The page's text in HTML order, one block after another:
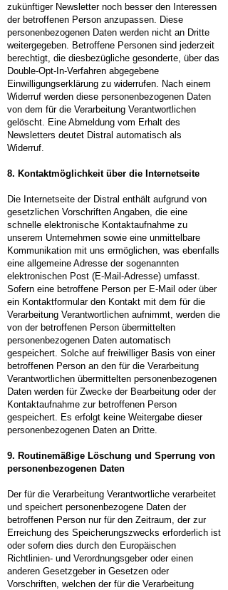
zukünftiger Newsletter noch besser den Interessen
der betroffenen Person anzupassen. Diese
personenbezogenen Daten werden nicht an Dritte
weitergegeben. Betroffene Personen sind jederzeit
berechtigt, die diesbezügliche gesonderte, über das
Double-Opt-In-Verfahren abgegebene
Einwilligungserklärung zu widerrufen. Nach einem
Widerruf werden diese personenbezogenen Daten
von dem für die Verarbeitung Verantwortlichen
gelöscht. Eine Abmeldung vom Erhalt des
Newsletters deutet Distral automatisch als
Widerruf.
8. Kontaktmöglichkeit über die Internetseite
Die Internetseite der Distral enthält aufgrund von
gesetzlichen Vorschriften Angaben, die eine
schnelle elektronische Kontaktaufnahme zu
unserem Unternehmen sowie eine unmittelbare
Kommunikation mit uns ermöglichen, was ebenfalls
eine allgemeine Adresse der sogenannten
elektronischen Post (E-Mail-Adresse) umfasst.
Sofern eine betroffene Person per E-Mail oder über
ein Kontaktformular den Kontakt mit dem für die
Verarbeitung Verantwortlichen aufnimmt, werden die
von der betroffenen Person übermittelten
personenbezogenen Daten automatisch
gespeichert. Solche auf freiwilliger Basis von einer
betroffenen Person an den für die Verarbeitung
Verantwortlichen übermittelten personenbezogenen
Daten werden für Zwecke der Bearbeitung oder der
Kontaktaufnahme zur betroffenen Person
gespeichert. Es erfolgt keine Weitergabe dieser
personenbezogenen Daten an Dritte.
9. Routinemäßige Löschung und Sperrung von
personenbezogenen Daten
Der für die Verarbeitung Verantwortliche verarbeitet
und speichert personenbezogene Daten der
betroffenen Person nur für den Zeitraum, der zur
Erreichung des Speicherungszwecks erforderlich ist
oder sofern dies durch den Europäischen
Richtlinien- und Verordnungsgeber oder einen
anderen Gesetzgeber in Gesetzen oder
Vorschriften, welchen der für die Verarbeitung